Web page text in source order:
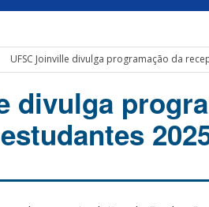
UFSC Joinville divulga programação da
divulga